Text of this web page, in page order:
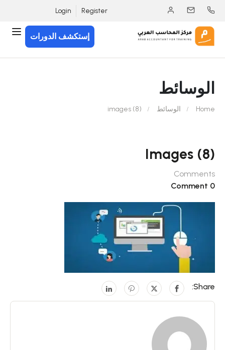
Register
Login
إستكشف الدورات
الوسائط
Home الوسائط images (8)
Images (8)
Comments
0 Comment
Share: